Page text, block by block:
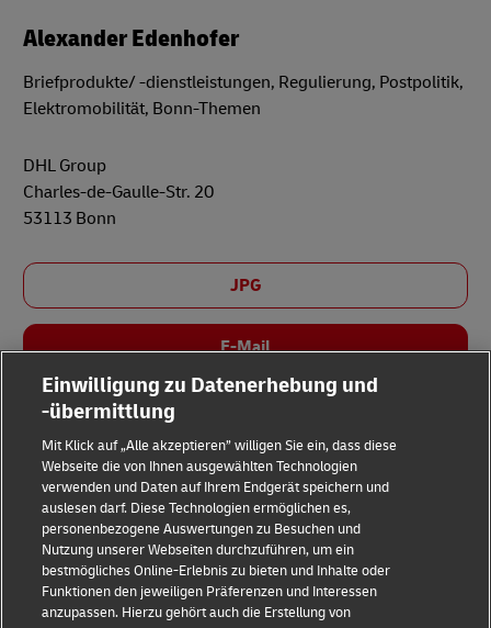
Alexander Edenhofer
Briefprodukte/ -dienstleistungen, Regulierung, Postpolitik,
Elektromobilität, Bonn-Themen
DHL Group
Charles-de-Gaulle-Str. 20
53113 Bonn
JPG
E-Mail
Impressum
Datenschutz & Cookies
Rechtliche Hinweise
Einwilligung zu Datenerhebung und
-übermittlung
Mit Klick auf „Alle akzeptieren” willigen Sie ein, dass diese
Webseite die von Ihnen ausgewählten Technologien
verwenden und Daten auf Ihrem Endgerät speichern und
auslesen darf. Diese Technologien ermöglichen es,
personenbezogene Auswertungen zu Besuchen und
Nutzung unserer Webseiten durchzuführen, um ein
bestmögliches Online-Erlebnis zu bieten und Inhalte oder
Funktionen den jeweiligen Präferenzen und Interessen
anzupassen. Hierzu gehört auch die Erstellung von